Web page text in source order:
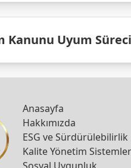
Kanunu Uyum Süreci
Anasayfa
Hakkımızda
ESG ve Sürdürülebilirlik
Kalite Yönetim